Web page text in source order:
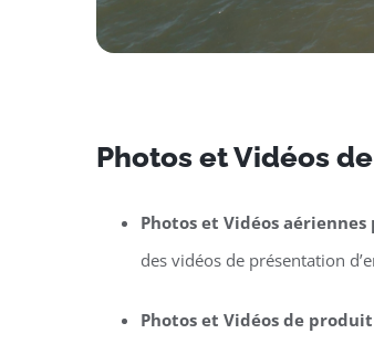
Photos et Vidéos
Photos et Vidéos
des vidéos de présentation
Photos et Vidéos de